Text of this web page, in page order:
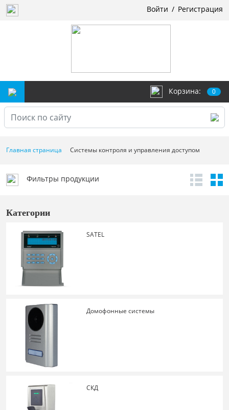
Войти / Регистрация
Корзина: 0
Главная страница Системы контроля и управления доступом
Фильтры продукции
Категории
SATEL
Домофонные системы
СКД